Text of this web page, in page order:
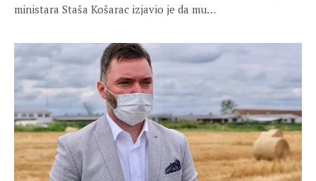
ministara Staša Košarac izjavio je da mu…